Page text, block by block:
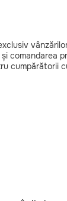
comandarea
cumpărătorii